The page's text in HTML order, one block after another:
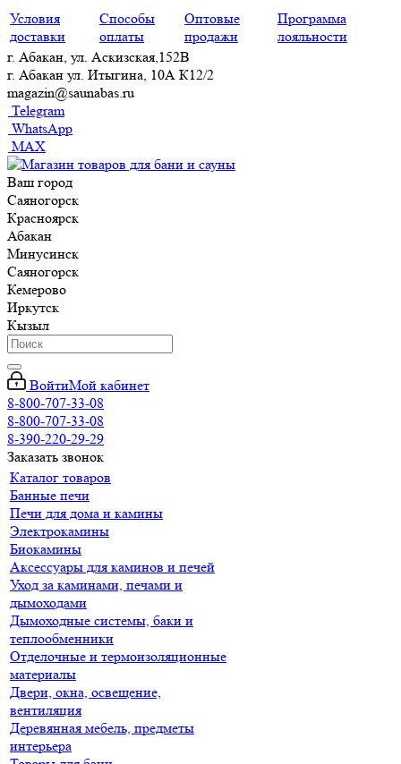
Условия
доставки
Способы
оплаты
Оптовые
продажи
Программа
лояльности
г. Абакан, ул. Аскизская,152В
г. Абакан ул. Итыгина, 10А К12/2
magazin@saunabas.ru
Telegram
WhatsApp
MAX
Ваш город
Саяногорск
Красноярск
Абакан
Минусинск
Саяногорск
Кемерово
Иркутск
Кызыл
ВойтиМой кабинет
8-800-707-33-08
8-800-707-33-08
8-390-220-29-29
Заказать звонок
Каталог товаров
Банные печи
Печи для дома и камины
Электрокамины
Биокамины
Аксессуары для каминов и печей
Уход за каминами, печами и
дымоходами
Дымоходные системы, баки и
теплообменники
Отделочные и термоизоляционные
материалы
Двери, окна, освещение,
вентиляция
Деревянная мебель, предметы
интерьера